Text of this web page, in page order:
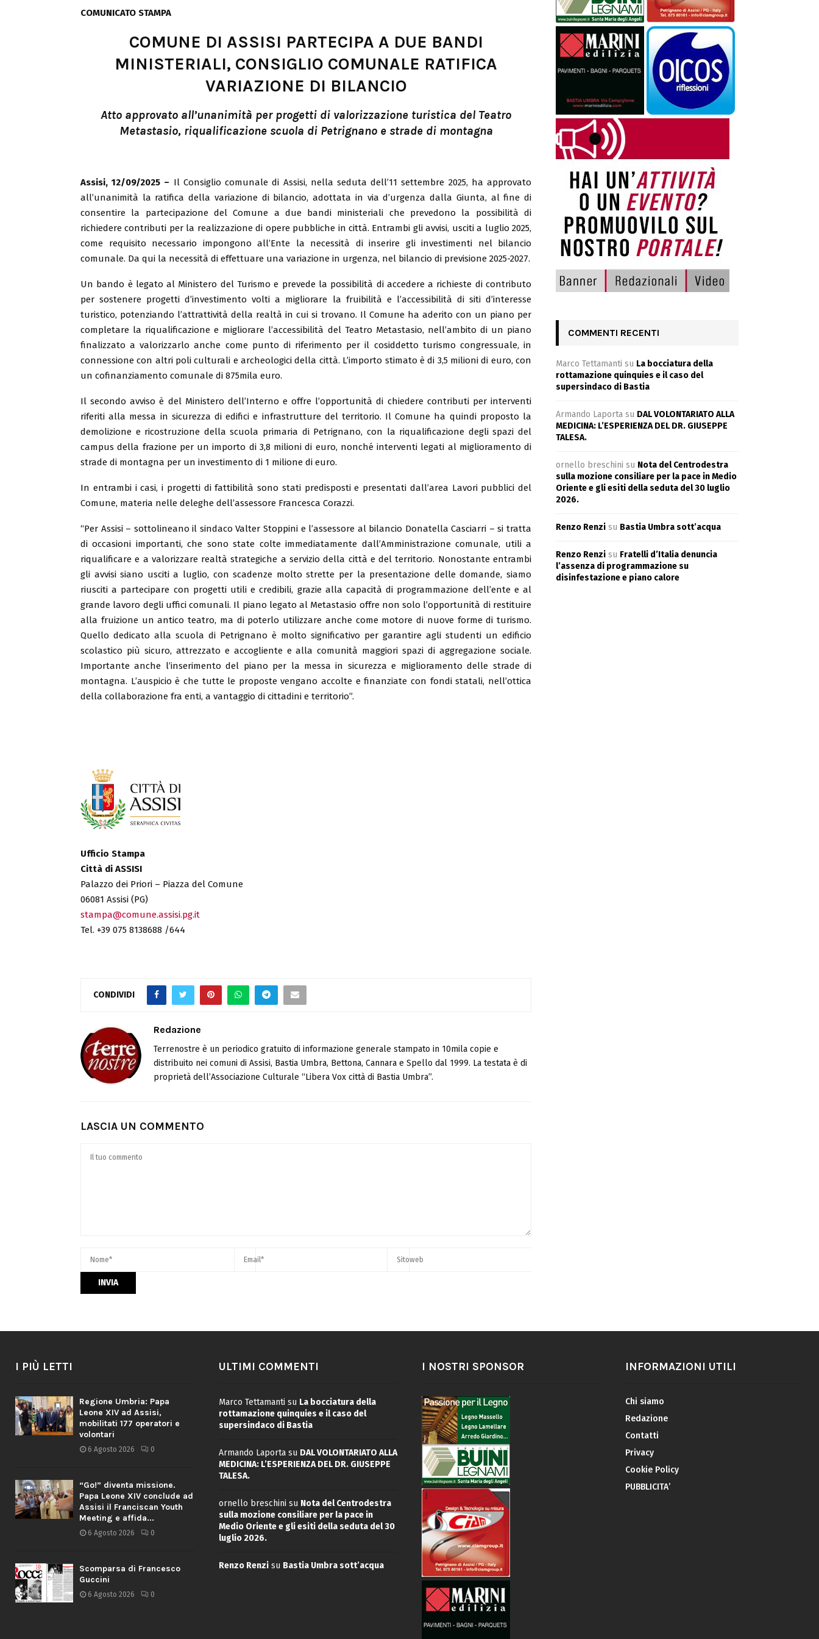
COMUNICATO STAMPA
COMUNE DI ASSISI PARTECIPA A DUE BANDI
MINISTERIALI, CONSIGLIO COMUNALE RATIFICA
VARIAZIONE DI BILANCIO
Atto approvato all’unanimità per progetti di valorizzazione turistica del Teatro
Metastasio, riqualificazione scuola di Petrignano e strade di montagna
Assisi, 12/09/2025 – Il Consiglio comunale di Assisi, nella seduta dell’11 settembre 2025, ha approvato
all’unanimità la ratifica della variazione di bilancio, adottata in via d’urgenza dalla Giunta, al fine di
consentire la partecipazione del Comune a due bandi ministeriali che prevedono la possibilità di
richiedere contributi per la realizzazione di opere pubbliche in città. Entrambi gli avvisi, usciti a luglio 2025,
come requisito necessario impongono all’Ente la necessità di inserire gli investimenti nel bilancio
comunale. Da qui la necessità di effettuare una variazione in urgenza, nel bilancio di previsione 2025-2027.
Un bando è legato al Ministero del Turismo e prevede la possibilità di accedere a richieste di contributo
per sostenere progetti d’investimento volti a migliorare la fruibilità e l’accessibilità di siti d’interesse
turistico, potenziando l’attrattività della realtà in cui si trovano. Il Comune ha aderito con un piano per
completare la riqualificazione e migliorare l’accessibilità del Teatro Metastasio, nell’ambito di un piano
finalizzato a valorizzarlo anche come punto di riferimento per il cosiddetto turismo congressuale, in
connessione con altri poli culturali e archeologici della città. L’importo stimato è di 3,5 milioni di euro, con
un cofinanziamento comunale di 875mila euro.
Il secondo avviso è del Ministero dell’Interno e offre l’opportunità di chiedere contributi per interventi
riferiti alla messa in sicurezza di edifici e infrastrutture del territorio. Il Comune ha quindi proposto la
demolizione e ricostruzione della scuola primaria di Petrignano, con la riqualificazione degli spazi del
campus della frazione per un importo di 3,8 milioni di euro, nonché interventi legati al miglioramento di
strade di montagna per un investimento di 1 milione di euro.
In entrambi i casi, i progetti di fattibilità sono stati predisposti e presentati dall’area Lavori pubblici del
Comune, materia nelle deleghe dell’assessore Francesca Corazzi.
“Per Assisi – sottolineano il sindaco Valter Stoppini e l’assessore al bilancio Donatella Casciarri – si tratta
di occasioni importanti, che sono state colte immediatamente dall’Amministrazione comunale, utili a
riqualificare e a valorizzare realtà strategiche a servizio della città e del territorio. Nonostante entrambi
gli avvisi siano usciti a luglio, con scadenze molto strette per la presentazione delle domande, siamo
riusciti a partecipare con progetti utili e credibili, grazie alla capacità di programmazione dell’ente e al
grande lavoro degli uffici comunali. Il piano legato al Metastasio offre non solo l’opportunità di restituire
alla fruizione un antico teatro, ma di poterlo utilizzare anche come motore di nuove forme di turismo.
Quello dedicato alla scuola di Petrignano è molto significativo per garantire agli studenti un edificio
scolastico più sicuro, attrezzato e accogliente e alla comunità maggiori spazi di aggregazione sociale.
Importante anche l’inserimento del piano per la messa in sicurezza e miglioramento delle strade di
montagna. L’auspicio è che tutte le proposte vengano accolte e finanziate con fondi statali, nell’ottica
della collaborazione fra enti, a vantaggio di cittadini e territorio”.
Ufficio Stampa
Città di ASSISI
Palazzo dei Priori – Piazza del Comune
06081 Assisi (PG)
stampa@comune.assisi.pg.it
Tel. +39 075 8138688 /644
CONDIVIDI
Redazione
Terrenostre è un periodico gratuito di informazione generale stampato in 10mila copie e
distribuito nei comuni di Assisi, Bastia Umbra, Bettona, Cannara e Spello dal 1999. La testata è di
proprietà dell’Associazione Culturale “Libera Vox città di Bastia Umbra”.
LASCIA UN COMMENTO
COMMENTI RECENTI
Marco Tettamanti su La bocciatura della
rottamazione quinquies e il caso del
supersindaco di Bastia
Armando Laporta su DAL VOLONTARIATO ALLA
MEDICINA: L’ESPERIENZA DEL DR. GIUSEPPE
TALESA.
ornello breschini su Nota del Centrodestra
sulla mozione consiliare per la pace in Medio
Oriente e gli esiti della seduta del 30 luglio
2026.
Renzo Renzi su Bastia Umbra sott’acqua
Renzo Renzi su Fratelli d’Italia denuncia
l’assenza di programmazione su
disinfestazione e piano calore
I PIÙ LETTI
Regione Umbria: Papa
Leone XIV ad Assisi,
mobilitati 177 operatori e
volontari
6 Agosto 2026 0
“Go!” diventa missione.
Papa Leone XIV conclude ad
Assisi il Franciscan Youth
Meeting e affida...
6 Agosto 2026 0
Scomparsa di Francesco
Guccini
6 Agosto 2026 0
ULTIMI COMMENTI
Marco Tettamanti su La bocciatura della
rottamazione quinquies e il caso del
supersindaco di Bastia
Armando Laportasu DAL VOLONTARIATO ALLA
MEDICINA: L’ESPERIENZA DEL DR. GIUSEPPE
TALESA.
ornello breschini su Nota del Centrodestra
sulla mozione consiliare per la pace in
Medio Oriente e gli esiti della seduta del 30
luglio 2026.
Renzo Renzisu Bastia Umbra sott’acqua
I NOSTRI SPONSOR INFORMAZIONI UTILI
Chi siamo
Redazione
Contatti
Privacy
Cookie Policy
PUBBLICITA’